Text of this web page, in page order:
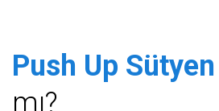
Push Up Sütyen
mı?